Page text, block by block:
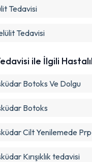
Tedavisi
Tedavisi
ile İlgili
Botoks Ve Dolgu
Botoks
Cilt Yenilemede
Kırışıklık tedavisi